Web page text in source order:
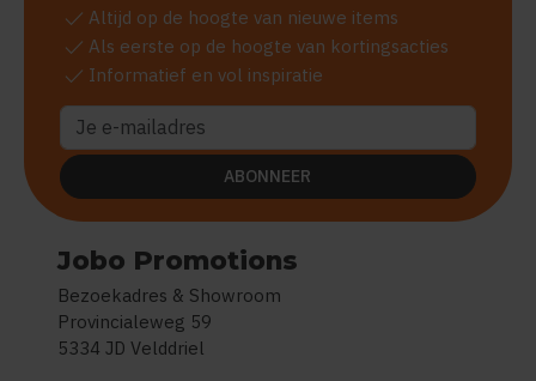
Jobo Promotions
Bezoekadres & Showroom
Provincialeweg 59
5334 JD Velddriel
check Altijd op de hoogte van nieuwe items
check Als eerste op de hoogte van kortingsacties
check Informatief en vol inspiratie
ABONNEER